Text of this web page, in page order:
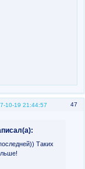
47
10-19 21:44:57
Таких